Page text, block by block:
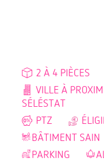
2 À 4 PIÈCES
VILLE À
SÉLÉSTAT
PTZ
BÂTIMENT SAIN
PARKING